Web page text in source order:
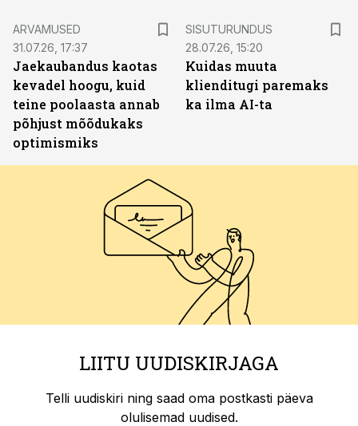
ARVAMUSED
31.07.26, 17:37
Jaekaubandus kaotas
kevadel hoogu, kuid
teine poolaasta annab
põhjust mõõdukaks
optimismiks
SISUTURUNDUS
28.07.26, 15:20
Kuidas muuta
klienditugi paremaks
ka ilma AI-ta
LIITU UUDISKIRJAGA
Telli uudiskiri ning saad oma postkasti päeva
olulisemad uudised.